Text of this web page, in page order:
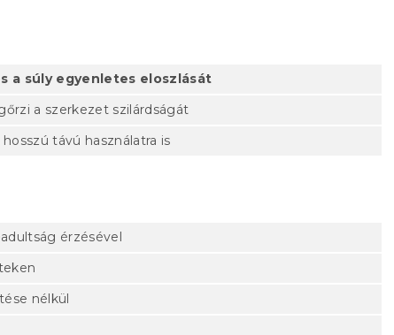
a súly egyenletes eloszlását
a szerkezet szilárdságát
hosszú távú használatra is
érzésével
nélkül